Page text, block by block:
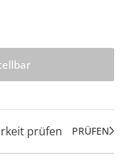
prüfen PRÜFEN